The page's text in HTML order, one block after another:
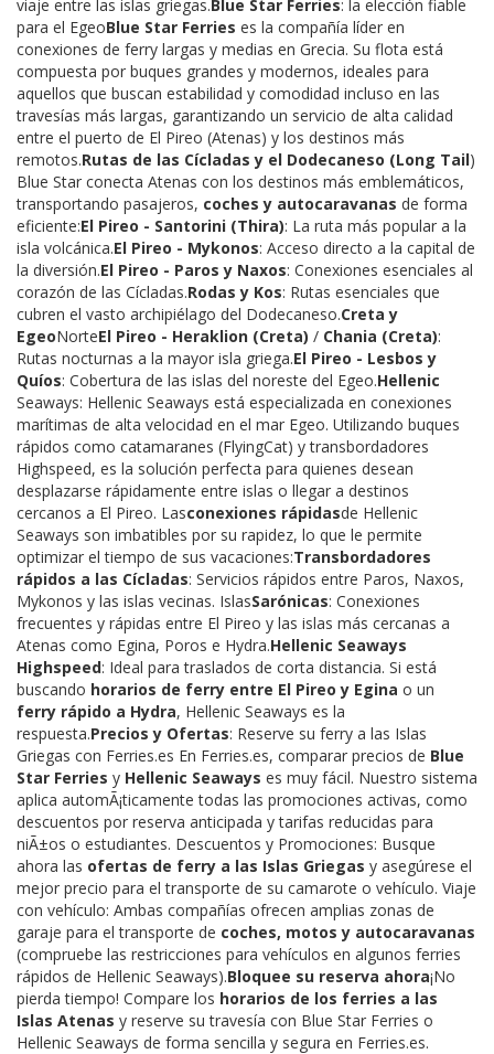
viaje entre las islas griegas.Blue Star Ferries: la elección fiable
para el EgeoBlue Star Ferries es la compañía líder en
conexiones de ferry largas y medias en Grecia. Su flota está
compuesta por buques grandes y modernos, ideales para
aquellos que buscan estabilidad y comodidad incluso en las
travesías más largas, garantizando un servicio de alta calidad
entre el puerto de El Pireo (Atenas) y los destinos más
remotos.Rutas de las Cícladas y el Dodecaneso (Long Tail)
Blue Star conecta Atenas con los destinos más emblemáticos,
transportando pasajeros, coches y autocaravanas de forma
eficiente:El Pireo - Santorini (Thira): La ruta más popular a la
isla volcánica.El Pireo - Mykonos: Acceso directo a la capital de
la diversión.El Pireo - Paros y Naxos: Conexiones esenciales al
corazón de las Cícladas.Rodas y Kos: Rutas esenciales que
cubren el vasto archipiélago del Dodecaneso.Creta y
EgeoNorteEl Pireo - Heraklion (Creta) / Chania (Creta):
Rutas nocturnas a la mayor isla griega.El Pireo - Lesbos y
Quíos: Cobertura de las islas del noreste del Egeo.Hellenic
Seaways: Hellenic Seaways está especializada en conexiones
marítimas de alta velocidad en el mar Egeo. Utilizando buques
rápidos como catamaranes (FlyingCat) y transbordadores
Highspeed, es la solución perfecta para quienes desean
desplazarse rápidamente entre islas o llegar a destinos
cercanos a El Pireo. Lasconexiones rápidasde Hellenic
Seaways son imbatibles por su rapidez, lo que le permite
optimizar el tiempo de sus vacaciones:Transbordadores
rápidos a las Cícladas: Servicios rápidos entre Paros, Naxos,
Mykonos y las islas vecinas. IslasSarónicas: Conexiones
frecuentes y rápidas entre El Pireo y las islas más cercanas a
Atenas como Egina, Poros e Hydra.Hellenic Seaways
Highspeed: Ideal para traslados de corta distancia. Si está
buscando horarios de ferry entre El Pireo y Egina o un
ferry rápido a Hydra, Hellenic Seaways es la
respuesta.Precios y Ofertas: Reserve su ferry a las Islas
Griegas con Ferries.es En Ferries.es, comparar precios de Blue
Star Ferries y Hellenic Seaways es muy fácil. Nuestro sistema
aplica automÃ¡ticamente todas las promociones activas, como
descuentos por reserva anticipada y tarifas reducidas para
niÃ±os o estudiantes. Descuentos y Promociones: Busque
ahora las ofertas de ferry a las Islas Griegas y asegúrese el
mejor precio para el transporte de su camarote o vehículo. Viaje
con vehículo: Ambas compañías ofrecen amplias zonas de
garaje para el transporte de coches, motos y autocaravanas
(compruebe las restricciones para vehículos en algunos ferries
rápidos de Hellenic Seaways).Bloquee su reserva ahora¡No
pierda tiempo! Compare los horarios de los ferries a las
Islas Atenas y reserve su travesía con Blue Star Ferries o
Hellenic Seaways de forma sencilla y segura en Ferries.es.